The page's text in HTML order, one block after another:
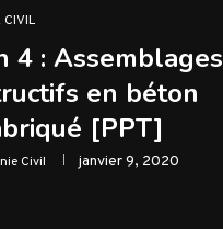
CIVIL
4 : Assemblages
en béton
[PPT]
Civil janvier 9, 2020